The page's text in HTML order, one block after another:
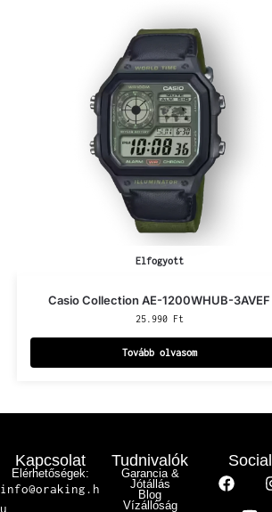
Elfogyott
Casio Collection AE-1200WHUB-3AVEF
25.990 Ft
Tovább olvasom
Kapcsolat
Elérhetőségek:
info@oraking.h
u
Tudnivalók
Garancia &
Jótállás
Blog
Vízállóság
Social